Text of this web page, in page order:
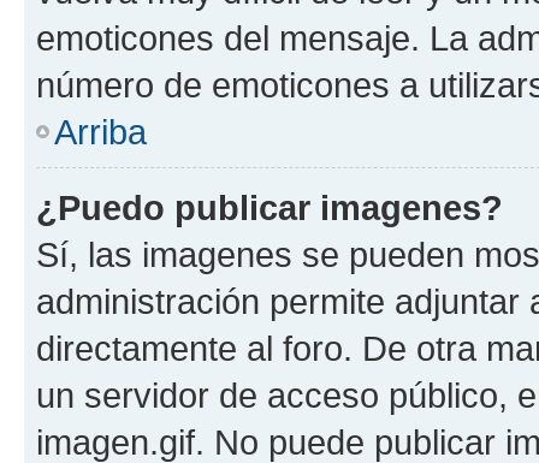
emoticones del mensaje. La
número de emoticones a
Arriba
¿Puedo publicar imagenes?
Sí, las imagenes se pueden
administración permite
directamente al foro. De otra
un servidor de acceso público,
imagen.gif. No puede publicar